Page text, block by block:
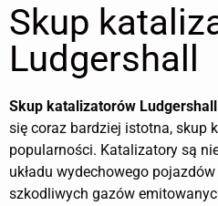
Skup
Ludgershall
Skup katalizatorów Ludgershall
się coraz bardziej istotna, skup
popularności. Katalizatory są
układu wydechowego
szkodliwych gazów